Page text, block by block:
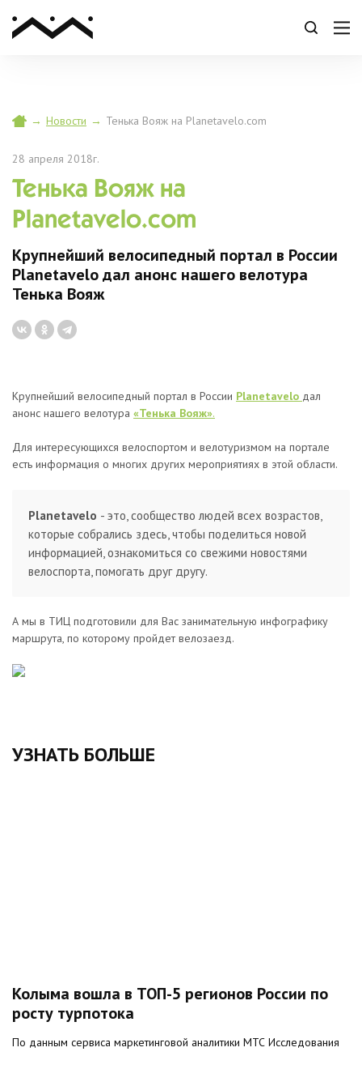
→ Новости → Тенька Вояж на Planetavelo.com
28 апреля 2018г.
Тенька Вояж на
Planetavelo.com
Крупнейший велосипедный портал в России
Planetavelo дал анонс нашего велотура
Тенька Вояж
Крупнейший велосипедный портал в России Planetavelo дал
анонс нашего велотура «Тенька Вояж».
Для интересующихся велоспортом и велотуризмом на портале
есть информация о многих других мероприятиях в этой области.
Planetavelo - это, сообщество людей всех возрастов,
которые собрались здесь, чтобы поделиться новой
информацией, ознакомиться со свежими новостями
велоспорта, помогать друг другу.
А мы в ТИЦ подготовили для Вас занимательную инфографику
маршрута, по которому пройдет велозаезд.
УЗНАТЬ БОЛЬШЕ
Колыма вошла в ТОП-5 регионов России по
росту турпотока
По данным сервиса маркетинговой аналитики МТС Исследования